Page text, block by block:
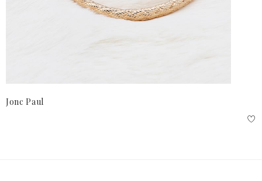
Jonc Paul